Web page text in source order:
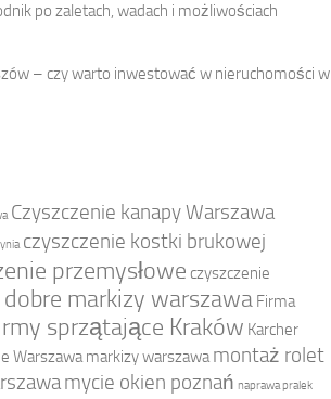
po zaletach, wadach i możliwościach
– czy warto inwestować w nieruchomości w
Czyszczenie kanapy Warszawa
czyszczenie kostki brukowej
przemysłowe czyszczenie
dobre markizy warszawa Firma
sprzątające Kraków Karcher
Warszawa markizy warszawa montaż rolet
mycie okien poznań naprawa pralek